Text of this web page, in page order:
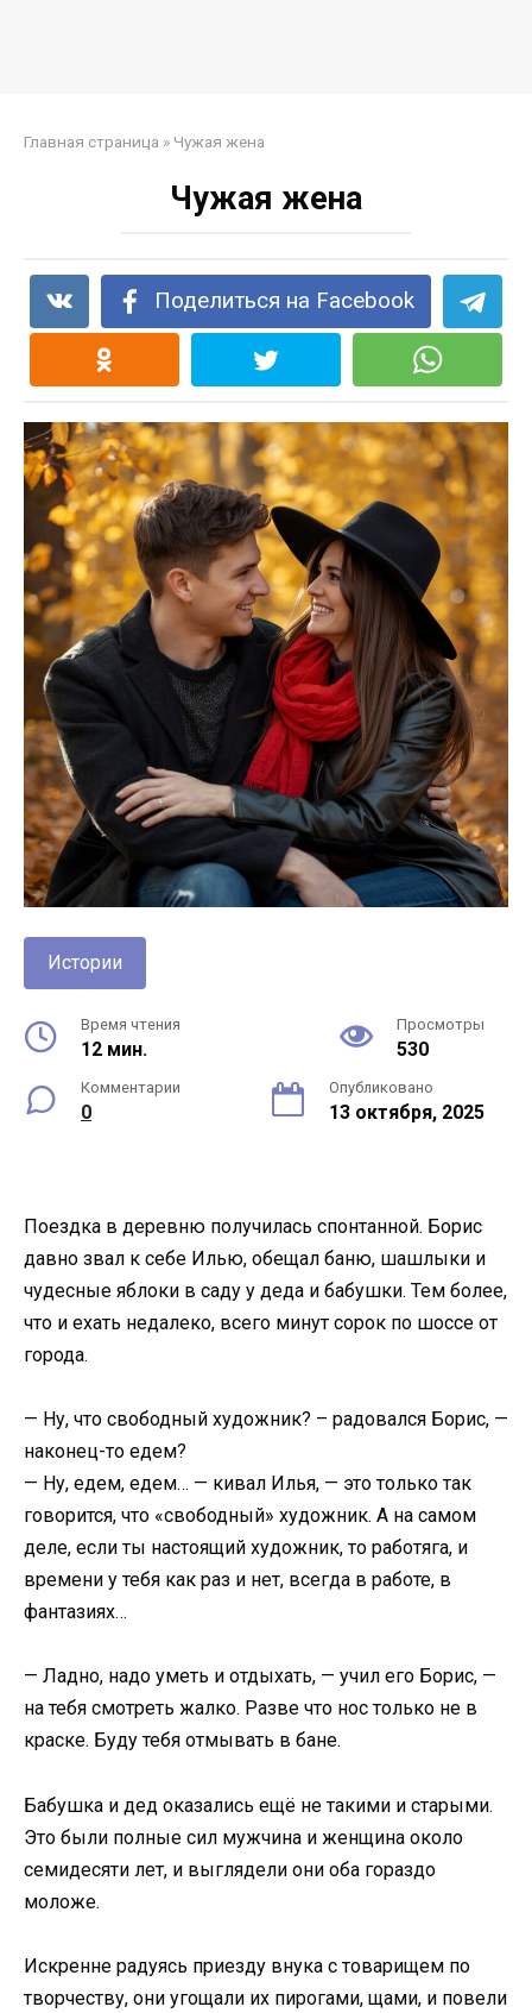
Главная страница » Чужая жена
Чужая жена
Поделиться на Facebook
Истории
Время чтения
12 мин.
Просмотры
530
Комментарии
0
Опубликовано
13 октября, 2025
Поездка в деревню получилась спонтанной. Борис
давно звал к себе Илью, обещал баню, шашлыки и
чудесные яблоки в саду у деда и бабушки. Тем более,
что и ехать недалеко, всего минут сорок по шоссе от
города.
— Ну, что свободный художник? – радовался Борис, —
наконец-то едем?
— Ну, едем, едем… — кивал Илья, — это только так
говорится, что «свободный» художник. А на самом
деле, если ты настоящий художник, то работяга, и
времени у тебя как раз и нет, всегда в работе, в
фантазиях…
— Ладно, надо уметь и отдыхать, — учил его Борис, —
на тебя смотреть жалко. Разве что нос только не в
краске. Буду тебя отмывать в бане.
Бабушка и дед оказались ещё не такими и старыми.
Это были полные сил мужчина и женщина около
семидесяти лет, и выглядели они оба гораздо
моложе.
Искренне радуясь приезду внука с товарищем по
творчеству, они угощали их пирогами, щами, и повели